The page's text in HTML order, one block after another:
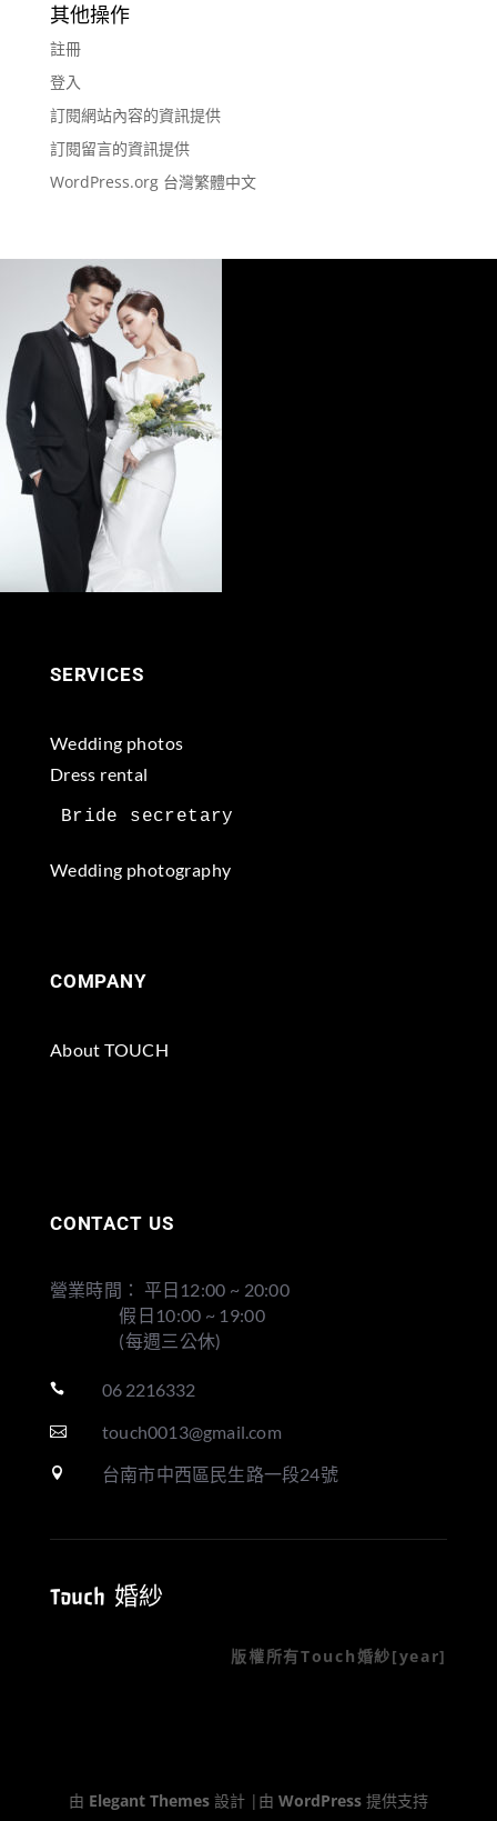
其他操作
註冊
登入
訂閱網站內容的資訊提供
訂閱留言的資訊提供
WordPress.org 台灣繁體中文
SERVICES
Wedding photos
Dress rental
Wedding photography
COMPANY
About TOUCH
CONTACT US
營業時間： 平日12:00 ~ 20:00
假日10:00 ~ 19:00
(每週三公休)
 06 2216332
 touch0013@gmail.com
 台南市中西區民生路一段24號
Touch 婚紗
版權所有Touch婚紗[year]
由 Elegant Themes 設計 |由 WordPress 提供支持